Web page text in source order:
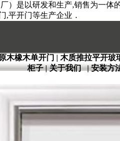
）是以研发和生产,销售为一
,平开门等生产企业．
原木橡木单开门 | 木质推拉平开玻
柜子|关于我们|安装方